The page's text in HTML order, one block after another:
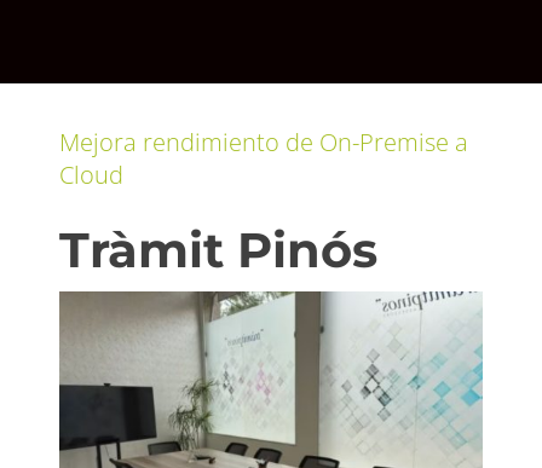
Mejora rendimiento de On-Premise a
Cloud
Tràmit Pinós